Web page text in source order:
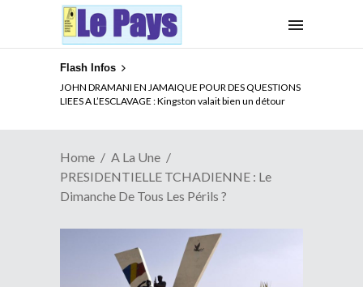
Flash Infos
JOHN DRAMANI EN JAMAIQUE POUR DES QUESTIONS
LIEES A L’ESCLAVAGE : Kingston valait bien un détour
ELECTION DE TALON A LA TETE DU SENAT BENINOIS :
Quand Patrice quitte le pouvoir sans partir !
Home
A La Une
PRESIDENTIELLE TCHADIENNE : Le
Dimanche De Tous Les Périls ?